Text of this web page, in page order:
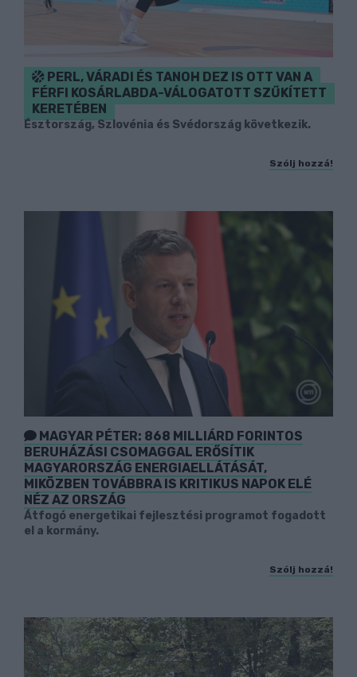
PERL, VÁRADI ÉS TANOH DEZ IS OTT VAN A
FÉRFI KOSÁRLABDA-VÁLOGATOTT SZŰKÍTETT
KERETÉBEN
Észtország, Szlovénia és Svédország következik.
Szólj hozzá!
MAGYAR PÉTER: 868 MILLIÁRD FORINTOS
BERUHÁZÁSI CSOMAGGAL ERŐSÍTIK
MAGYARORSZÁG ENERGIAELLÁTÁSÁT,
MIKÖZBEN TOVÁBBRA IS KRITIKUS NAPOK ELÉ
NÉZ AZ ORSZÁG
Átfogó energetikai fejlesztési programot fogadott
el a kormány.
Szólj hozzá!